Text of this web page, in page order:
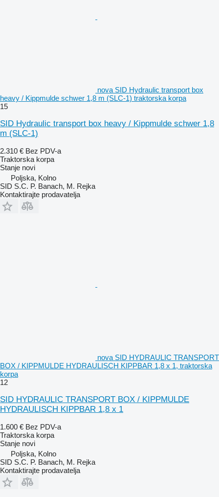
nova SID Hydraulic transport box
heavy / Kippmulde schwer 1,8 m (SLC-1) traktorska korpa
15
SID Hydraulic transport box heavy / Kippmulde schwer 1,8
m (SLC-1)
2.310 € Bez PDV-a
Traktorska korpa
Stanje novi
Poljska, Kolno
SID S.C. P. Banach, M. Rejka
Kontaktirajte prodavatelja
nova SID HYDRAULIC TRANSPORT
BOX / KIPPMULDE HYDRAULISCH KIPPBAR 1,8 x 1, traktorska
korpa
12
SID HYDRAULIC TRANSPORT BOX / KIPPMULDE
HYDRAULISCH KIPPBAR 1,8 x 1
1.600 € Bez PDV-a
Traktorska korpa
Stanje novi
Poljska, Kolno
SID S.C. P. Banach, M. Rejka
Kontaktirajte prodavatelja